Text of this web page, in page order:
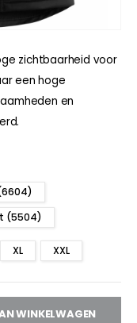
zichtbaarheid voor
een hoge
en
(5504)
XL XXL
WINKELWAGEN